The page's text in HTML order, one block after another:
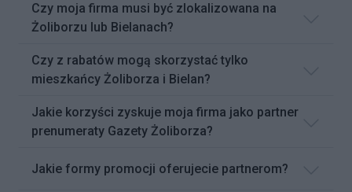
Czy moja firma musi być zlokalizowana na
Żoliborzu lub Bielanach?
Czy z rabatów mogą skorzystać tylko
mieszkańcy Żoliborza i Bielan?
Jakie korzyści zyskuje moja firma jako partner
prenumeraty Gazety Żoliborza?
Jakie formy promocji oferujecie partnerom?